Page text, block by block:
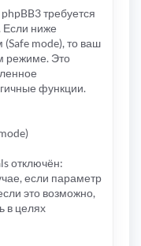
требуется
Если ниже
mode), то ваш
режиме. Это
функции.
отключён:
если параметр
это возможно,
в целях